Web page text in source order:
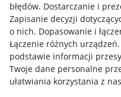
błędów. Dostarczanie i
Zapisanie decyzji
o nich. Dopasowanie i
Łączenie różnych urządzeń.
podstawie informacji
Twoje dane personalne
ułatwiania korzystania z
Informacje prawne
Regulamin
Polityka plików "cookies"
Ustawienia plików